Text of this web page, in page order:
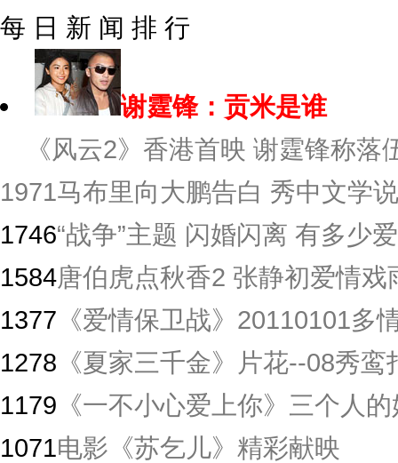
每 日 新 闻 排 行
谢霆锋：贡米是谁
《风云2》香港首映 谢霆锋称
1971马布里向大鹏告白 秀中文学
1746“战争”主题 闪婚闪离 有多少
1584唐伯虎点秋香2 张静初爱情戏
1377 《爱情保卫战》20110101多
1278 《夏家三千金》片花--08秀鸾
1179 《一不小心爱上你》三个人
1071电影《苏乞儿》精彩献映